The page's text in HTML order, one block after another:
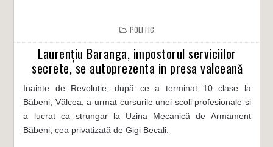
POLITIC
Laurențiu Baranga, impostorul serviciilor
secrete, se autoprezenta in presa valceană
Inainte de Revoluție, după ce a terminat 10 clase la
Băbeni, Vălcea, a urmat cursurile unei scoli profesionale și
a lucrat ca strungar la Uzina Mecanică de Armament
Băbeni, cea privatizată de Gigi Becali.